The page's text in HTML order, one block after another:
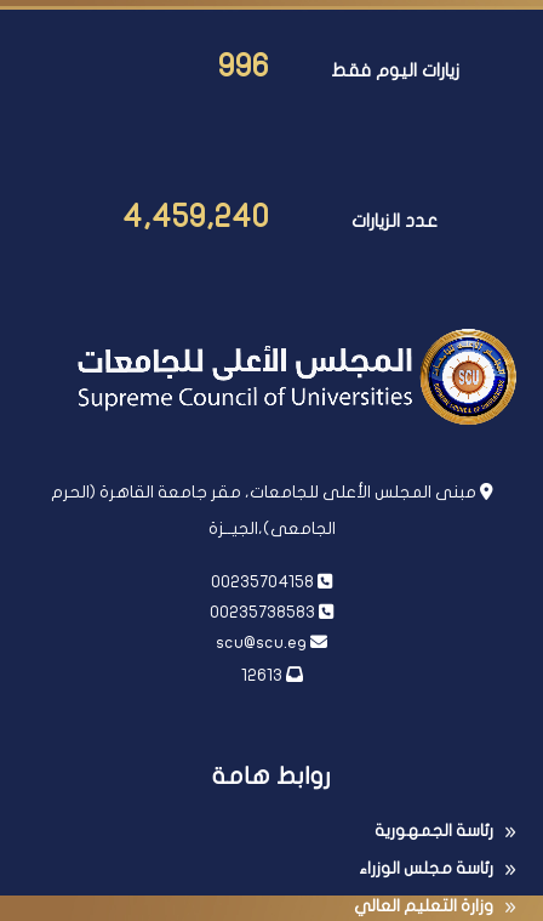
زيارات اليوم فقط 996
عدد الزيارات 4,459,240
مبنى المجلس الأعلى للجامعات، مقر جامعة القاهرة (الحرم
الجامعى)،الجيــزة
روابط هامة
رئاسة الجمهورية
رئاسة مجلس الوزراء
وزارة التعليم العالي